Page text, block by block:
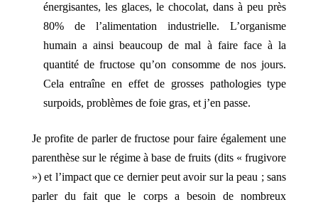
énergisantes, les glaces, le chocolat, dans à peu près
80% de l’alimentation industrielle. L’organisme
humain a ainsi beaucoup de mal à faire face à la
quantité de fructose qu’on consomme de nos jours.
Cela entraîne en effet de grosses pathologies type
surpoids, problèmes de foie gras, et j’en passe.
Je profite de parler de fructose pour faire également une
parenthèse sur le régime à base de fruits (dits « frugivore
») et l’impact que ce dernier peut avoir sur la peau ; sans
parler du fait que le corps a besoin de nombreux